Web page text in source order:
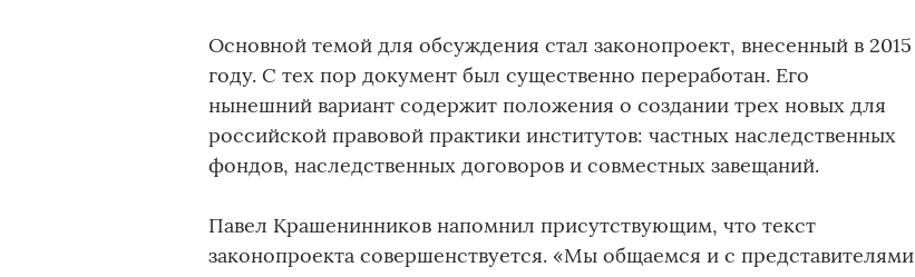
Основной темой для обсуждения стал законопроект, внесенный в 2015
году. С тех пор документ был существенно переработан. Его
нынешний вариант содержит положения о создании трех новых для
российской правовой практики институтов: частных наследственных
фондов, наследственных договоров и совместных завещаний.
Павел Крашенинников напомнил присутствующим, что текст
законопроекта совершенствуется. «Мы общаемся и с представителями